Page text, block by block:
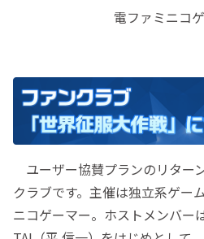
電ファミニ
ユーザー協賛プランのリター
クラブです。主催は独立系ゲー
ニコゲーマー。ホストメンバー